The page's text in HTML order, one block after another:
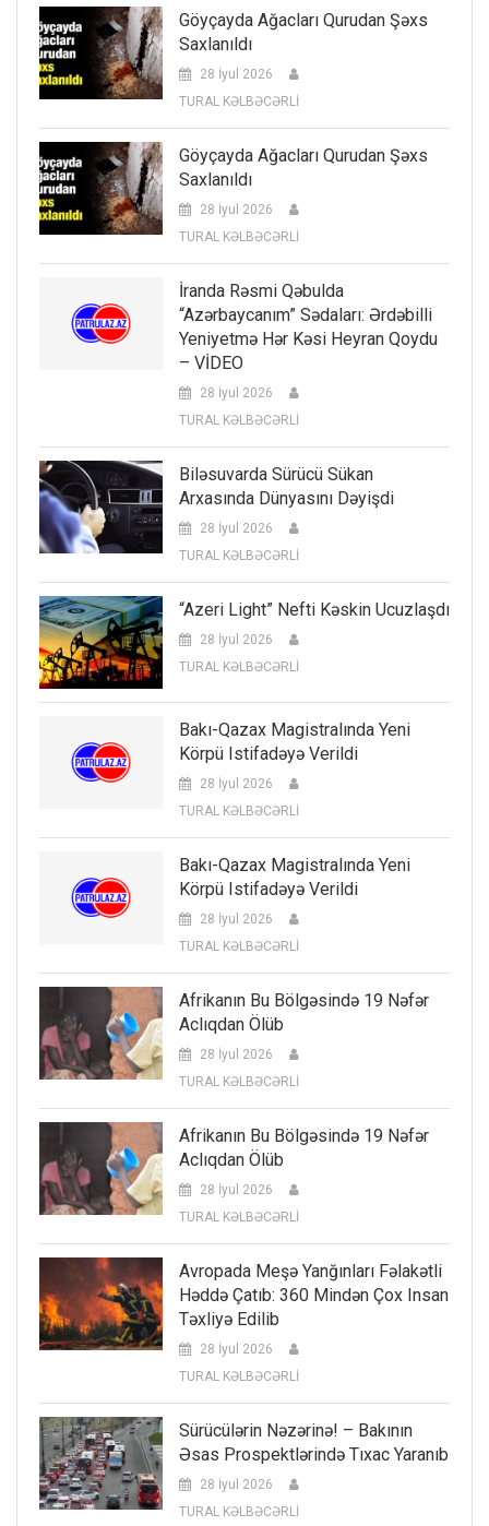
Göyçayda Ağacları Qurudan Şəxs
Saxlanıldı
28 İyul 2026
TURAL KƏLBƏCƏRLİ
Göyçayda Ağacları Qurudan Şəxs
Saxlanıldı
28 İyul 2026
TURAL KƏLBƏCƏRLİ
İranda Rəsmi Qəbulda
“Azərbaycanım” Sədaları: Ərdəbilli
Yeniyetmə Hər Kəsi Heyran Qoydu
– VİDEO
28 İyul 2026
TURAL KƏLBƏCƏRLİ
Biləsuvarda Sürücü Sükan
Arxasında Dünyasını Dəyişdi
28 İyul 2026
TURAL KƏLBƏCƏRLİ
“Azeri Light” Nefti Kəskin Ucuzlaşdı
28 İyul 2026
TURAL KƏLBƏCƏRLİ
Bakı-Qazax Magistralında Yeni
Körpü Istifadəyə Verildi
28 İyul 2026
TURAL KƏLBƏCƏRLİ
Bakı-Qazax Magistralında Yeni
Körpü Istifadəyə Verildi
28 İyul 2026
TURAL KƏLBƏCƏRLİ
Afrikanın Bu Bölgəsində 19 Nəfər
Aclıqdan Ölüb
28 İyul 2026
TURAL KƏLBƏCƏRLİ
Afrikanın Bu Bölgəsində 19 Nəfər
Aclıqdan Ölüb
28 İyul 2026
TURAL KƏLBƏCƏRLİ
Avropada Meşə Yanğınları Fəlakətli
Həddə Çatıb: 360 Mindən Çox Insan
Təxliyə Edilib
28 İyul 2026
TURAL KƏLBƏCƏRLİ
Sürücülərin Nəzərinə! – Bakının
Əsas Prospektlərində Tıxac Yaranıb
28 İyul 2026
TURAL KƏLBƏCƏRLİ